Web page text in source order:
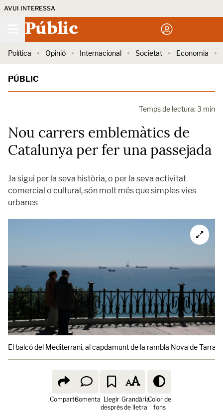
AVUI INTERESSA
Públic
Política Opinió Internacional Societat Economia
PÚBLIC
Temps de lectura: 3 min
Nou carrers emblemàtics de
Catalunya per fer una passejada
Ja sigui per la seva història, o per la seva activitat
comercial o cultural, són molt més que simples vies
urbanes
El balcó del Mediterrani, al capdamunt de la rambla Nova de
ComparteComenta Llegir
després
Grandària
de lletra
Color de
fons